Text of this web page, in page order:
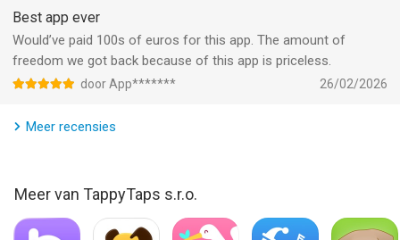
materiaal.
Til bovenaan het scherm op je profielafbeelding en tik op 'Apps'.
Tik op de naam van het gezinslid van wie je het materiaal wilt
zien.
Tik op de knop 'Download' om een item te downloaden.
Best app ever
Would’ve paid 100s of euros for this app. The amount of
freedom we got back because of this app is priceless.
door App******* 26/02/2026
Meer recensies
Meer van TappyTaps s.r.o.